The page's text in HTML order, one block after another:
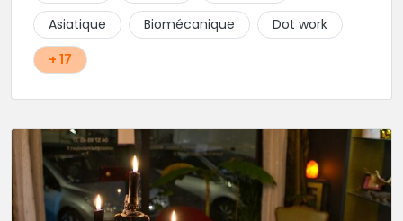
Asiatique
Biomécanique
Dot work
+ 17